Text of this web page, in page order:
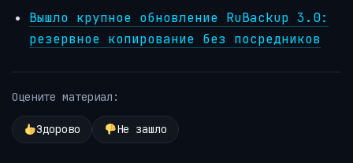
Вышло крупное обновление RuBackup 3.0:
резервное копирование без посредников
Оцените материал:
Здорово Не зашло